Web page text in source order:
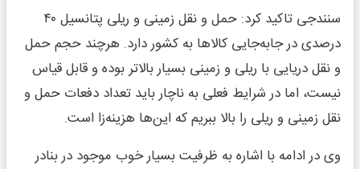
سنندجی تاکید کرد: حمل و نقل زمینی و ریلی پتانسیل ۴۰
درصدی در جابه‌جایی کالاها به کشور دارد. هرچند حجم حمل
و نقل دریایی با ریلی و زمینی بسیار بالاتر بوده و قابل قیاس
نیست، اما در شرایط فعلی به ناچار باید تعداد دفعات حمل و
نقل زمینی و ریلی را بالا ببریم که این‌ها هزینه‌زا است.
وی در ادامه با اشاره به ظرفیت بسیار خوب موجود در بنادر